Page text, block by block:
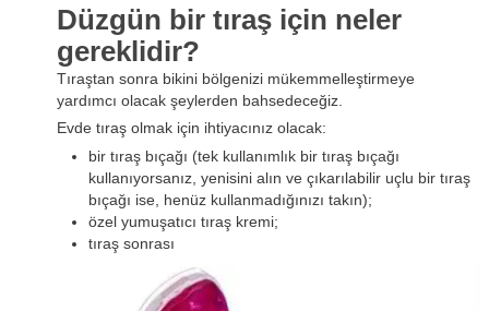
Düzgün bir tıraş için neler
gereklidir?
Tıraştan sonra bikini bölgenizi mükemmelleştirmeye
yardımcı olacak şeylerden bahsedeceğiz.
Evde tıraş olmak için ihtiyacınız olacak:
bir tıraş bıçağı (tek kullanımlık bir tıraş bıçağı
kullanıyorsanız, yenisini alın ve çıkarılabilir uçlu bir tıraş
bıçağı ise, henüz kullanmadığınızı takın);
özel yumuşatıcı tıraş kremi;
tıraş sonrası